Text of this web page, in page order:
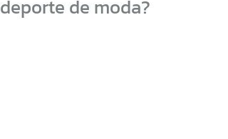
deporte de moda?